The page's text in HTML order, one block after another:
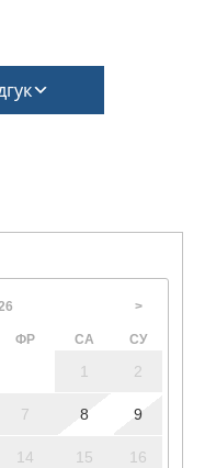
необхідно
за прибирання та
>
ФР СА СУ
1 2
7 8 9
14 15 16